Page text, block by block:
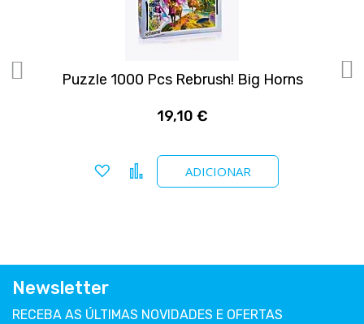
Puzzle 1000 Pcs Rebrush! Big Horns
19,10 €
ADICIONAR
Adicionar a favoritos
Comparar
Newsletter
RECEBA AS ÚLTIMAS NOVIDADES E OFERTAS